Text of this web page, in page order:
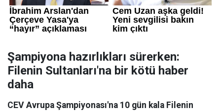
Şampiyona hazırlıkları sürerken:
Filenin Sultanları'na bir kötü haber
daha
CEV Avrupa Şampiyonası'na 10 gün kala Filenin